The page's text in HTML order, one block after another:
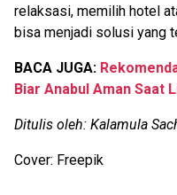
relaksasi, memilih hotel
bisa menjadi solusi yang
BACA JUGA:
Biar Anabul Aman Saat
Ditulis oleh: Kalamula
Cover: Freepik